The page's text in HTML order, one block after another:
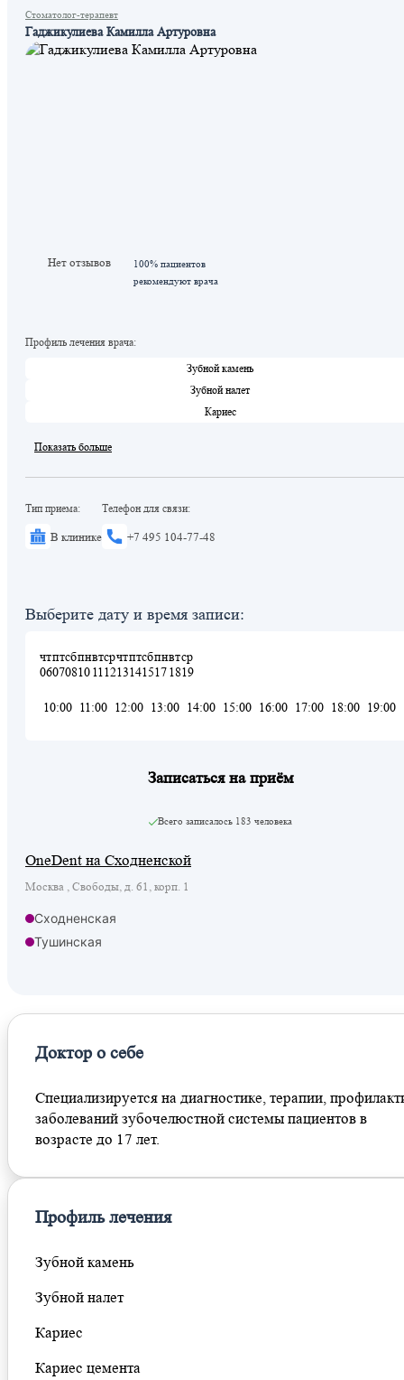
Стоматолог-терапевт
Гаджикулиева Камилла Артуровна
Нет отзывов
100% пациентов
рекомендуют врача
Профиль лечения врача:
Зубной камень
Зубной налет
Кариес
Показать больше
Тип приема:
В клинике
Телефон для связи:
+7 495 104-77-48
Выберите дату и время записи:
чт
06
пт
07
сб
08
пн
10
вт
11
ср
12
чт
13
пт
14
сб
15
пн
17
вт
18
ср
19
10:00 11:00 12:00 13:00 14:00 15:00 16:00 17:00 18:00 19:00
Записаться на приём
Всего записалось 183 человека
OneDent на Сходненской
Москва , Свободы, д. 61, корп. 1
Сходненская
Тушинская
Доктор о себе
Специализируется на диагностике, терапии,
заболеваний зубочелюстной системы пациентов в
возрасте до 17 лет.
Профиль лечения
Зубной камень
Зубной налет
Кариес
Кариес цемента